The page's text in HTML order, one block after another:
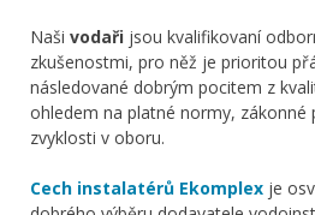
Naši vodaři jsou kvalifikovaní
zkušenostmi, pro něž je prioritou
následované dobrým pocitem z
ohledem na platné normy, zákonné
zvyklosti v oboru.
Cech instalatérů Ekomplex je